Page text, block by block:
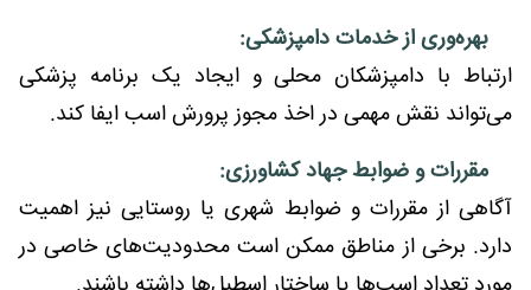
بهره‌وری از خدمات دامپزشکی:
ارتباط با دامپزشکان محلی و ایجاد یک برنامه پزشکی
می‌تواند نقش مهمی در اخذ مجوز پرورش اسب ایفا کند.
مقررات و ضوابط جهاد کشاورزی:
آگاهی از مقررات و ضوابط شهری یا روستایی نیز اهمیت
دارد. برخی از مناطق ممکن است محدودیت‌های خاصی در